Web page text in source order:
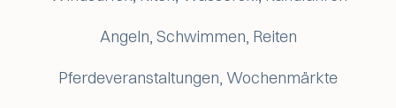
Angeln, Schwimmen, Reiten
Pferdeveranstaltungen, Wochenmärkte